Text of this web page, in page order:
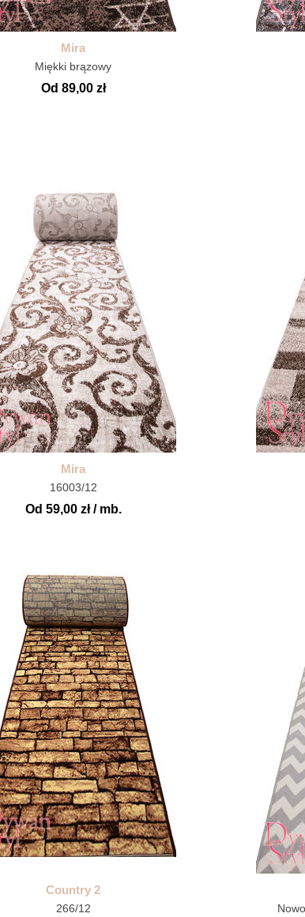
Mira
Miękki brązowy
Od 89,00 zł
Mira
16003/12
Od 59,00 zł / mb.
Country 2
266/12